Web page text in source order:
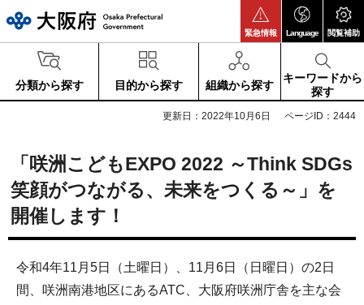
緊急情報 Language 閲覧補助
分類から探す 目的から探す 組織から探す
キーワードから
探す
更新日：2022年10月6日 ページID：2444
「咲洲こどもEXPO 2022 ～Think SDGs
笑顔がつながる、未来をつくる～」を
開催します！
令和4年11月5日（土曜日）、11月6日（日曜日）の2日
間、咲洲南港地区にあるATC、大阪府咲洲庁舎を主な会